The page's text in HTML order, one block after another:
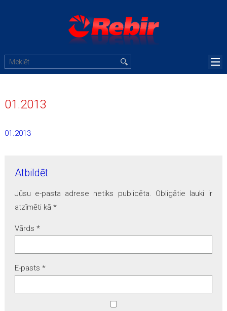
01.2013
01.2013
Atbildēt
Jūsu e-pasta adrese netiks publicēta. Obligātie lauki ir
atzīmēti kā *
Vārds *
E-pasts *